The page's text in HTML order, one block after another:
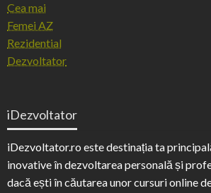
Cea mai
Femei AZ
Rezidential
Dezvoltator
iDezvoltator
iDezvoltator.ro este destinația ta
inovative în dezvoltarea personală și
dacă ești în căutarea unor cursuri online